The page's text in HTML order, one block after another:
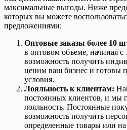
максимальные выгоды. Ниже
которых вы можете
предложениями:
Оптовые заказы более 10
в оптовом объеме, начиная
возможность получить
ценим ваш бизнес и готовы
условия.
Лояльность к клиентам:
постоянных клиентов, и мы
лояльность. Постоянные
возможность получить
определенные товары или на